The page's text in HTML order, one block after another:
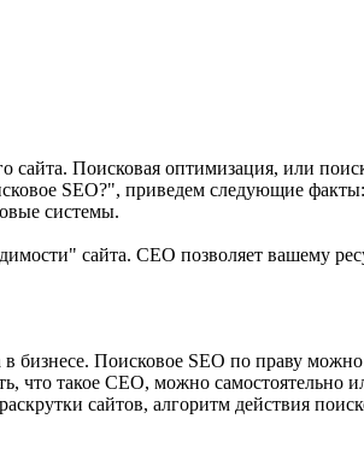
сайта. Поисковая оптимизация, или
SEO?", приведем следующие факты:
системы.
сайта. СЕО позволяет вашему
Поисковое SEO по праву
что такое СЕО, можно
сайтов, алгоритм действия